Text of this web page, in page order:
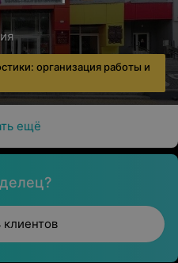
организация работы и
ещё